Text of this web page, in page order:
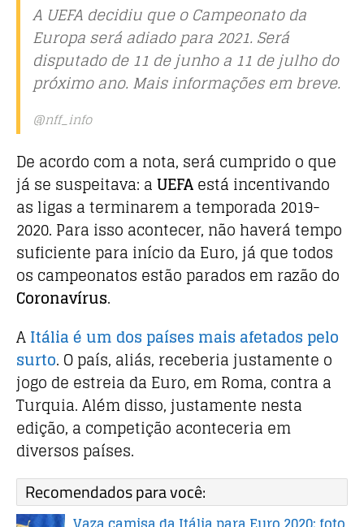
A UEFA decidiu que o Campeonato da
Europa será adiado para 2021. Será
disputado de 11 de junho a 11 de julho do
próximo ano. Mais informações em breve.
@nff_info
De acordo com a nota, será cumprido o que
já se suspeitava: aUEFAestá incentivando
as ligas a terminarem a temporada 2019-
2020. Para isso acontecer, não haverá tempo
suficiente para início da Euro, já que todos
os campeonatos estão parados em razão do
Coronavírus.
AItália é um dos países mais afetados pelo
surto. O país, aliás, receberia justamente o
jogo de estreia da Euro, em Roma, contra a
Turquia. Além disso, justamente nesta
edição, a competição aconteceria em
diversos países.
Recomendados para você: